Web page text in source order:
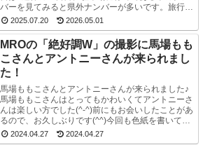
バーを見てみると県外ナンバーが多いです。旅行と
か帰省ですかね(^^)みんな楽しそうで良かったで
2025.07.20 2026.05.01
MROの「絶好調W」の撮影に馬場もも
こさんとアントニーさんが来られまし
た！
馬場ももこさんとアントニーさんが来られました♪
馬場ももこさんはとってもかわいくてアントニーさ
んは楽しい方でした(^-^)前にもお会いしたことがあ
るので、お久しぶりです(^^)今回も色紙を書いて戴
いたので、夢ミルク館に来られた時には、ぜひ、
2024.04.27 2024.04.27